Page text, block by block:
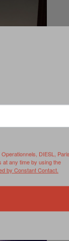
DANS
mondial
a …
DIESL,
at any time by using the
by Constant Contact.